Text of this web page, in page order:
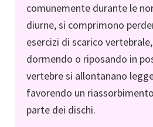
comunemente durante le
diurne, si comprimono
esercizi di scarico
dormendo o riposando in
vertebre si allontanano
favorendo un
parte dei dischi.